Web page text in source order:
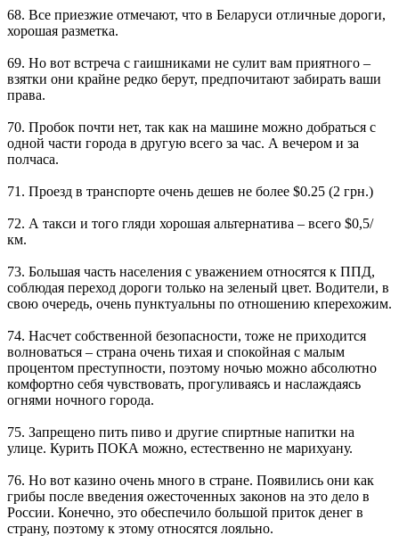
68. Все приезжие отмечают, что в Беларуси отличные дороги,
хорошая разметка.
69. Но вот встреча с гаишниками не сулит вам приятного –
взятки они крайне редко берут, предпочитают забирать ваши
права.
70. Пробок почти нет, так как на машине можно добраться с
одной части города в другую всего за час. А вечером и за
полчаса.
71. Проезд в транспорте очень дешев не более $0.25 (2 грн.)
72. А такси и того гляди хорошая альтернатива – всего $0,5/
км.
73. Большая часть населения с уважением относятся к ППД,
соблюдая переход дороги только на зеленый цвет. Водители, в
свою очередь, очень пунктуальны по отношению кперехожим.
74. Насчет собственной безопасности, тоже не приходится
волноваться – страна очень тихая и спокойная с малым
процентом преступности, поэтому ночью можно абсолютно
комфортно себя чувствовать, прогуливаясь и наслаждаясь
огнями ночного города.
75. Запрещено пить пиво и другие спиртные напитки на
улице. Курить ПОКА можно, естественно не марихуану.
76. Но вот казино очень много в стране. Появились они как
грибы после введения ожесточенных законов на это дело в
России. Конечно, это обеспечило большой приток денег в
страну, поэтому к этому относятся лояльно.